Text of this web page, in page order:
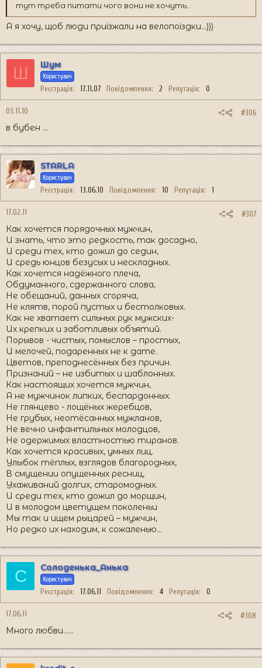
тут треба питати чого вони не хочуть..
А я хочу, щоб люди приїзжали на велопоїздки...)))
Ш Шум
Користувач
Реєстрація 17.11.07 Повідомлення 2 Репутація 0
03.11.10 #306
в бубен ...
STARLA
Користувач
Реєстрація 13.06.10 Повідомлення 10 Репутація 1
17.02.11 #307
Как хочется порядочных мужчин,
И знать, что это редкость, так досадно,
И среди тех, кто дожил до седин,
И средь юнцов безусых и нескладных.
Как хочется надёжного плеча,
Обдуманного, сдержанного слова,
Не обещаний, данных сгоряча,
Не клятв, порой пустых и бестолковых.
Как не хватает сильных рук мужских-
Их крепких и заботливых объятий.
Порывов - чистых, помыслов – простых,
И мелочей, подаренных не к дате.
Цветов, преподнесённых без причин.
Признаний – не избитых и шаблонных.
Как настоящих хочется мужчин,
А не мужчинок липких, беспардонных.
Не глянцево - лощёных жеребцов,
Не грубых, неотёсанных мужланов,
Не вечно инфантильных молодцов,
Не одержимых властностью тиранов.
Как хочется красивых, умных лиц.
Улыбок тёплых, взглядов благородных,
В смущении опущенных ресниц,
Ухаживаний долгих, старомодных.
И среди тех, кто дожил до морщин,
И в молодом цветущем поколеньи
Мы так и ищем рыцарей – мужчин,
Но редко их находим, к сожаленью...
С Солоденька_Анька
Користувач
Реєстрація 17.06.11 Повідомлення 4 Репутація 0
17.06.11 #308
Много любви......